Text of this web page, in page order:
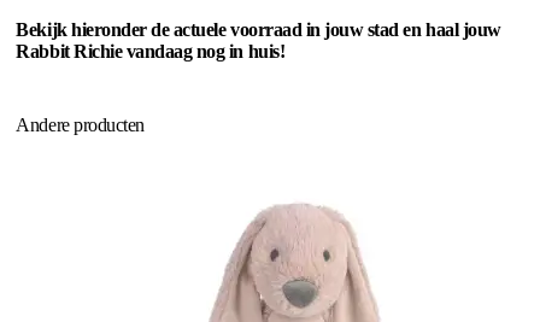
Bekijk hieronder de actuele voorraad in jouw stad en haal jouw
Rabbit Richie vandaag nog in huis!
Andere producten